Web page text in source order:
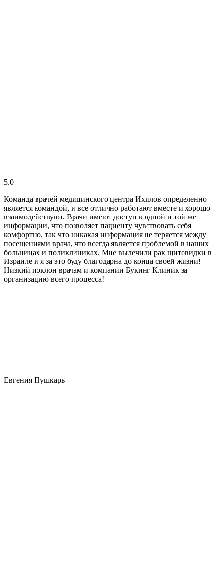
5.0
Команда врачей медицинского центра Ихилов определенно
является командой, и все отлично работают вместе и хорошо
взаимодействуют. Врачи имеют доступ к одной и той же
информации, что позволяет пациенту чувствовать себя
комфортно, так что никакая информация не теряется между
посещениями врача, что всегда является проблемой в наших
больницах и поликлиниках. Мне вылечили рак щитовидки в
Израиле и я за это буду благодарна до конца своей жизни!
Низкий поклон врачам и компании Букинг Клиник за
организацию всего процесса!
Евгения Пушкарь